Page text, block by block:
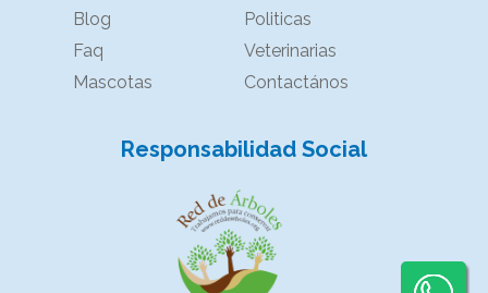
Blog
Politicas
Faq
Veterinarias
Mascotas
Contactános
Responsabilidad Social